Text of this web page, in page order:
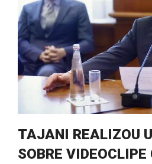
TAJANI REALIZOU
SOBRE VIDEOCLIPE